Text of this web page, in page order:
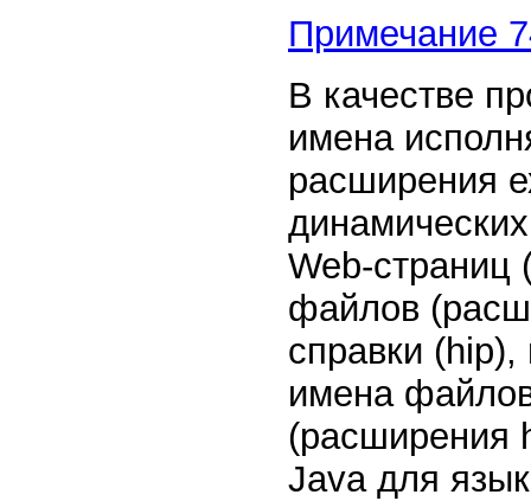
Примечание
В качестве
имена
расширения
Web-страниц
файлов
справки
имена
(расширения
Java для